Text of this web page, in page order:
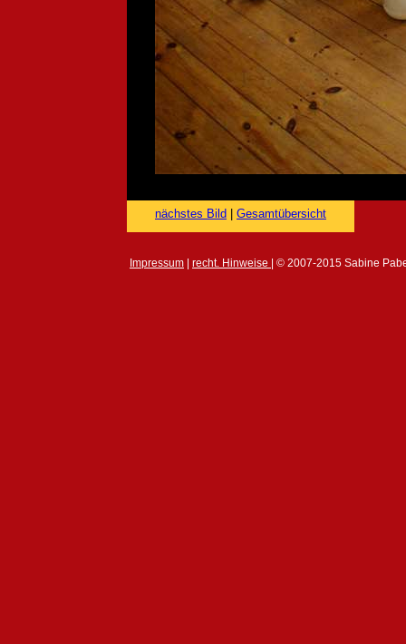
nächstes Bild Gesamtübersicht
Impressum recht. Hinweise | © 2007-2015 Sabine